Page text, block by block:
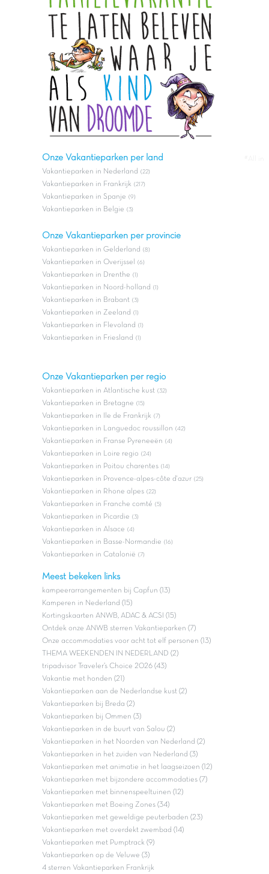
Onze Vakantieparken per land
Vakantieparken in Nederland (22)
Vakantieparken in Frankrijk (217)
Vakantieparken in Spanje (9)
Vakantieparken in Belgie (3)
Onze Vakantieparken per provincie
Vakantieparken in Gelderland (8)
Vakantieparken in Overijssel (6)
Vakantieparken in Drenthe (1)
Vakantieparken in Noord-holland (1)
Vakantieparken in Brabant (3)
Vakantieparken in Zeeland (1)
Vakantieparken in Flevoland (1)
Vakantieparken in Friesland (1)
Onze Vakantieparken per regio
Vakantieparken in Atlantische kust (32)
Vakantieparken in Bretagne (15)
Vakantieparken in Ile de Frankrijk (7)
Vakantieparken in Languedoc roussillon (42)
Vakantieparken in Franse Pyreneeën (4)
Vakantieparken in Loire regio (24)
Vakantieparken in Poitou charentes (14)
Vakantieparken in Provence-alpes-côte d'azur (25)
Vakantieparken in Rhone alpes (22)
Vakantieparken in Franche comté (5)
Vakantieparken in Picardie (3)
Vakantieparken in Alsace (4)
Vakantieparken in Basse-Normandie (16)
Vakantieparken in Catalonië (7)
Meest bekeken links
kampeerarrangementen bij Capfun (13)
Kamperen in Nederland (15)
Kortingskaarten ANWB, ADAC & ACSI (15)
Ontdek onze ANWB sterren Vakantieparken (7)
Onze accommodaties voor acht tot elf personen (13)
THEMA WEEKENDEN IN NEDERLAND (2)
tripadvisor Traveler’s Choice 2026 (43)
Vakantie met honden (21)
Vakantieparken aan de Nederlandse kust (2)
Vakantieparken bij Breda (2)
Vakantieparken bij Ommen (3)
Vakantieparken in de buurt van Salou (2)
Vakantieparken in het Noorden van Nederland (2)
Vakantieparken in het zuiden van Nederland (3)
Vakantieparken met animatie in het laagseizoen (12)
Vakantieparken met bijzondere accommodaties (7)
Vakantieparken met binnenspeeltuinen (12)
Vakantieparken met Boeing Zones (34)
Vakantieparken met geweldige peuterbaden (23)
Vakantieparken met overdekt zwembad (14)
Vakantieparken met Pumptrack (9)
Vakantieparken op de Veluwe (3)
4 sterren Vakantieparken Frankrijk